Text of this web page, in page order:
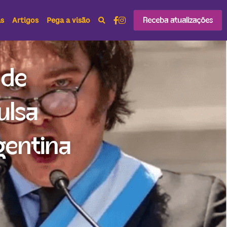
Artigos Pega a visão Receba atualizações